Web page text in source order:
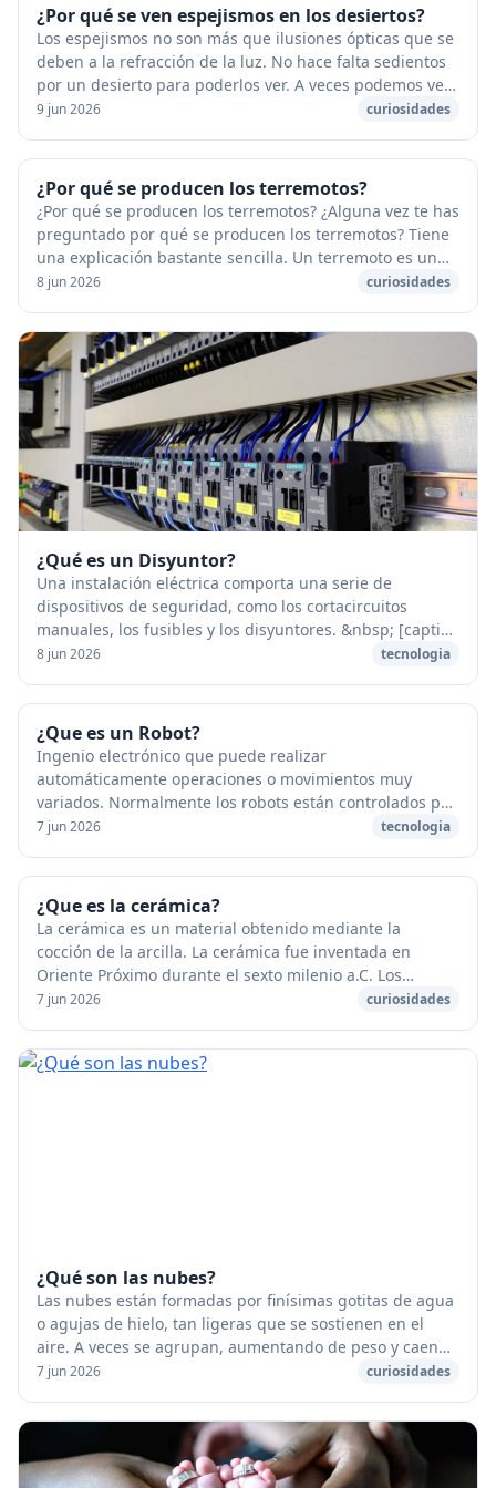
¿Por qué se ven espejismos en los desiertos?
Los espejismos no son más que ilusiones ópticas que se
deben a la refracción de la luz. No hace falta sedientos
por un desierto para poderlos ver. A veces podemos ver
objetos lejanos como una imagen i...
9 jun 2026 curiosidades
¿Por qué se producen los terremotos?
¿Por qué se producen los terremotos? ¿Alguna vez te has
preguntado por qué se producen los terremotos? Tiene
una explicación bastante sencilla. Un terremoto es un
temblor de la tierra bajo nuestros pi...
8 jun 2026 curiosidades
¿Qué es un Disyuntor?
Una instalación eléctrica comporta una serie de
dispositivos de seguridad, como los cortacircuitos
manuales, los fusibles y los disyuntores. &nbsp; [caption
id="attachment_68702" align="aligncenter" w...
8 jun 2026 tecnologia
¿Que es un Robot?
Ingenio electrónico que puede realizar
automáticamente operaciones o movimientos muy
variados. Normalmente los robots están controlados por
ordenador y programados para moverse, manipular
7 jun 2026 tecnologia
¿Que es la cerámica?
La cerámica es un material obtenido mediante la
cocción de la arcilla. La cerámica fue inventada en
Oriente Próximo durante el sexto milenio a.C. Los
primeros recipientes de cerámica probablemente con...
7 jun 2026 curiosidades
¿Qué son las nubes?
Las nubes están formadas por finísimas gotitas de agua
o agujas de hielo, tan ligeras que se sostienen en el
aire. A veces se agrupan, aumentando de peso y caen
en forma de lluvia. [caption id="attach...
7 jun 2026 curiosidades